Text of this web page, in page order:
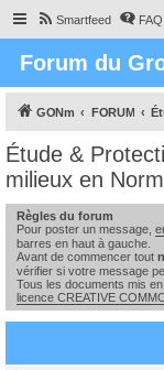
Smartfeed FAQ
Forum du
GONm FORUM
Étude &
milieux en
Règles du forum
Pour poster un message,
barres en haut à gauche.
Avant de commencer tout
vérifier si votre message
Tous les documents mis
licence CREATIVE